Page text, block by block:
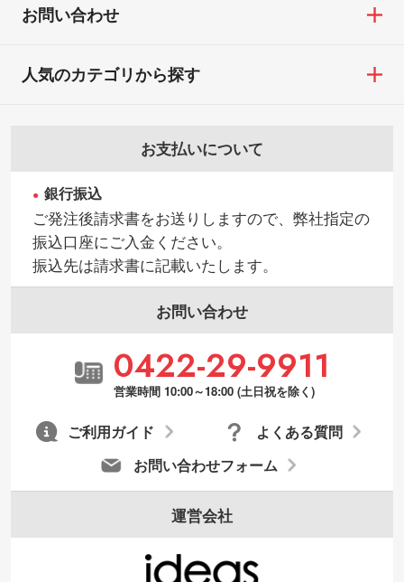
お問い合わせ
お支払いについて
銀行振込
ご発注後請求書をお送りしますので、弊社指定の
振込口座にご入金ください。
振込先は請求書に記載いたします。
お問い合わせ
0422-29-9911
営業時間 10:00～18:00 (土日祝を除く)
お問い合わせフォーム
よくある質問
ご利用ガイド
運営会社
人気のカテゴリから探す